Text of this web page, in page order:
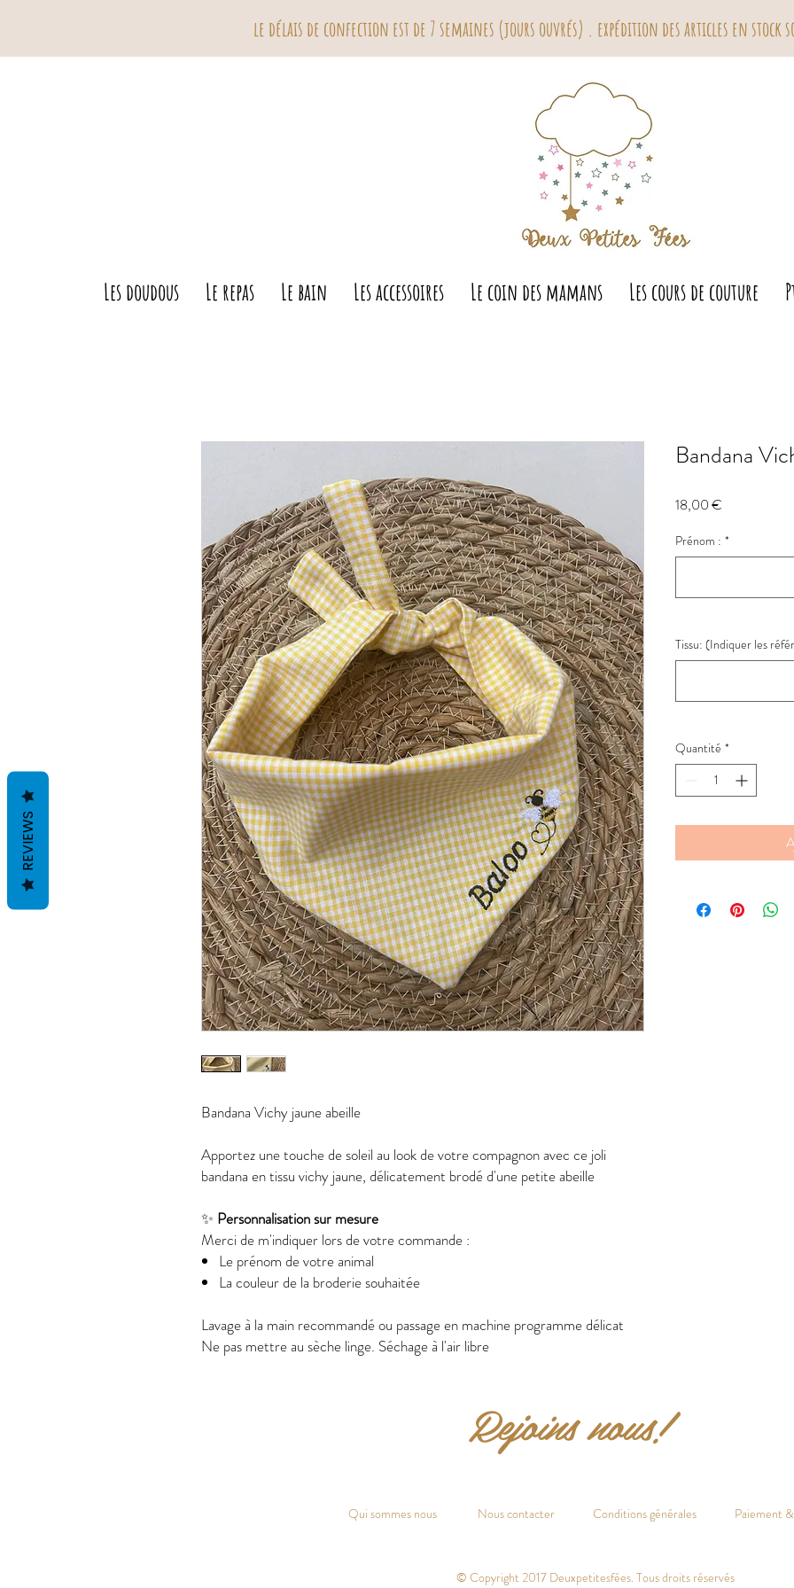
le délais de confection est de 7 semaines (jours ouvrés) . expédition des articles en stock
Les doudous Le repas Le bain Les accessoires Le coin des mamans Les cours de couture
Bandana Vichy jaune abeille
Apportez une touche de soleil au look de votre compagnon avec ce joli
bandana en tissu vichy jaune, délicatement brodé d'une petite abeille
✨ Personnalisation sur mesure
Merci de m'indiquer lors de votre commande :
Le prénom de votre animal
La couleur de la broderie souhaitée
Lavage à la main recommandé ou passage en machine programme délicat
Ne pas mettre au sèche linge. Séchage à l'air libre
Bandana
18,00 €
Prénom : *
Tissu: (Indiquer les
Quantité *
Rejoins nous!
Qui sommes nous Nous contacter Conditions générales Paiement
© Copyright 2017 Deuxpetitesfées. Tous droits réservés
REVIEWS